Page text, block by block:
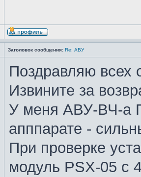
Заголовок сообщения: Re: АВУ
Поздравляю всех
Извините за
У меня АВУ-ВЧ-а
апппарате -
При проверке
модуль PSX-05 с